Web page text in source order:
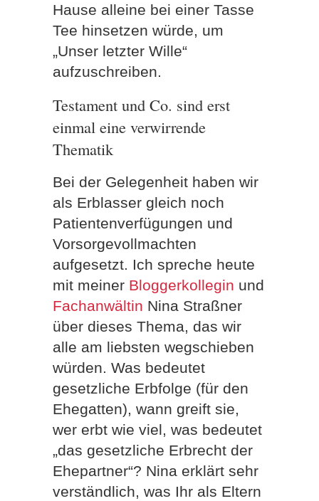
Hause alleine bei einer Tasse
Tee hinsetzen würde, um
„Unser letzter Wille“
aufzuschreiben.
Testament und Co. sind erst
einmal eine verwirrende
Thematik
Bei der Gelegenheit haben wir
als Erblasser gleich noch
Patientenverfügungen und
Vorsorgevollmachten
aufgesetzt. Ich spreche heute
mit meiner Bloggerkollegin und
Fachanwältin Nina Straßner
über dieses Thema, das wir
alle am liebsten wegschieben
würden. Was bedeutet
gesetzliche Erbfolge (für den
Ehegatten), wann greift sie,
wer erbt wie viel, was bedeutet
„das gesetzliche Erbrecht der
Ehepartner“? Nina erklärt sehr
verständlich, was Ihr als Eltern